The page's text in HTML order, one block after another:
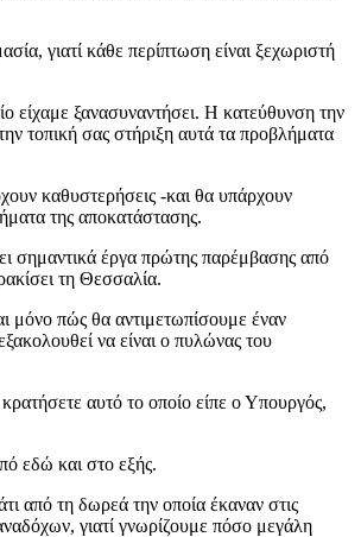
γιατί κάθε περίπτωση είναι ξεχωριστή
είχαμε ξανασυναντήσει. Η κατεύθυνση την
τοπική σας στήριξη αυτά τα προβλήματα
καθυστερήσεις -και θα υπάρχουν
της αποκατάστασης.
σημαντικά έργα πρώτης παρέμβασης από
τη Θεσσαλία.
μόνο πώς θα αντιμετωπίσουμε έναν
να είναι ο πυλώνας του
αυτό το οποίο είπε ο Υπουργός,
εδώ και στο εξής.
από τη δωρεά την οποία έκαναν στις
γιατί γνωρίζουμε πόσο μεγάλη